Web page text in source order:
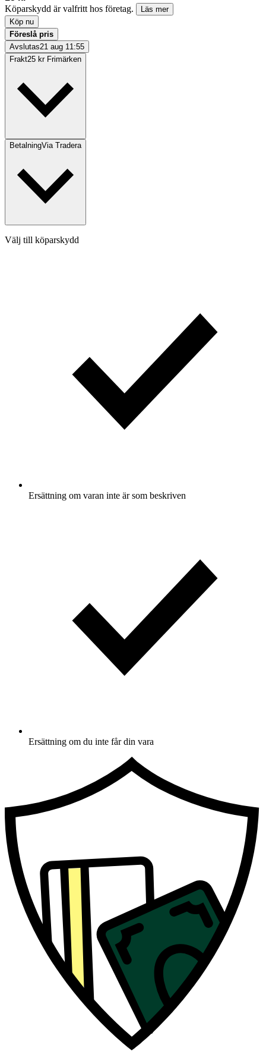
Köparskydd är valfritt hos företag.
Läs mer
Köp nu
Föreslå pris
Avslutas21 aug 11:55
Frakt25 kr Frimärken
BetalningVia Tradera
Välj till köparskydd
Ersättning om varan inte är som beskriven
Ersättning om du inte får din vara